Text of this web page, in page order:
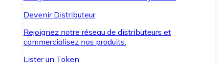
Devenir Distributeur
Rejoignez notre réseau de distributeurs et
commercialisez nos produits.
Lister un Token